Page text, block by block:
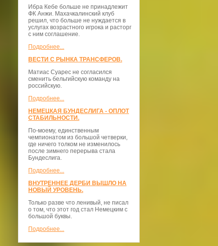
Ибра Кебе больше не принадлежит
ФК Анжи. Махачкалинский клуб
решил, что больше не нуждается в
услугах возрастного игрока и расторг
с ним соглашение.
Подробнее...
ВЕСТИ С РЫНКА ТРАНСФЕРОВ.
Матиас Суарес не согласился
сменить бельгийскую команду на
российскую.
Подробнее...
НЕМЕЦКАЯ БУНДЕСЛИГА - ОПЛОТ
СТАБИЛЬНОСТИ.
По-моему, единственным
чемпионатом из большой четверки,
где ничего толком не изменилось
после зимнего перерыва стала
Бундеслига.
Подробнее...
ВНУТРЕННЕЕ ДЕРБИ ВЫШЛО НА
НОВЫЙ УРОВЕНЬ.
Только разве что ленивый, не писал
о том, что этот год стал Немецким с
большой буквы.
Подробнее...